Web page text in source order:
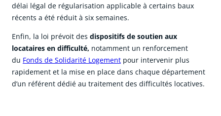
délai légal de régularisation applicable à certains baux
récents a été réduit à six semaines.
Enfin, la loi prévoit des dispositifs de soutien aux
locataires en difficulté, notamment un renforcement
du Fonds de Solidarité Logement pour intervenir plus
rapidement et la mise en place dans chaque département
d’un référent dédié au traitement des difficultés locatives.